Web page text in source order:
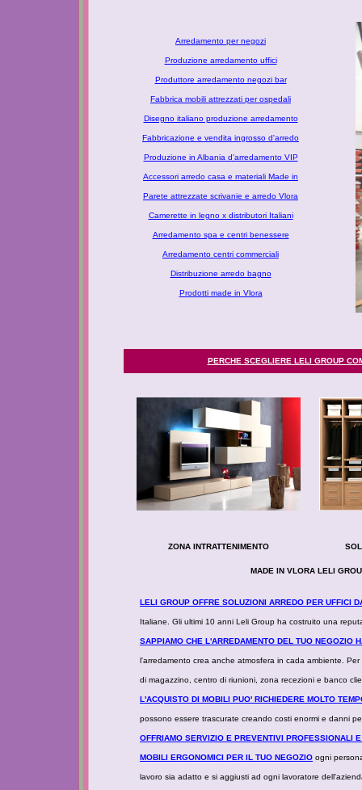
Arredamento per negozi
Produzione arredamento uffici
Produttore arredamento negozi bar
Fabbrica mobili attrezzati per ospedali
Disegno italiano produzione arredamento
Fabbricazione e vendita ingrosso d'arredo
Produzione in Albania d'arredamento VIP
Accessori arredo casa e materiali Made in
Parete attrezzate scrivanie e arredo Vlora
Camerette in legno x distributori Italiani
Arredamento spa e centri benessere
Arredamento centri commerciali
Distribuzione arredo bagno
Prodotti made in Vlora
PERCHE SCEGLIERE LELI GROUP
ZONA INTRATTENIMENTO
MADE IN VLORA LELI
LELI GROUP OFFRE SOLUZIONI ARREDO PER UFFICI
Italiane. Gli ultimi 10 anni Leli Group ha costruito una
SAPPIAMO CHE L'ARREDAMENTO DEL TUO NEGOZIO
l'arredamento crea anche atmosfera in cada ambiente.
di magazzino, centro di riunioni, zona recezioni e banco
L'ACQUISTO DI MOBILI PUO' RICHIEDERE MOLTO
possono essere trascurate creando costi enormi e danni
OFFRIAMO SERVIZIO E PREVENTIVI PROFESSIONALI
MOBILI ERGONOMICI PER IL TUO NEGOZIO ogni
lavoro sia adatto e si aggiusti ad ogni lavoratore